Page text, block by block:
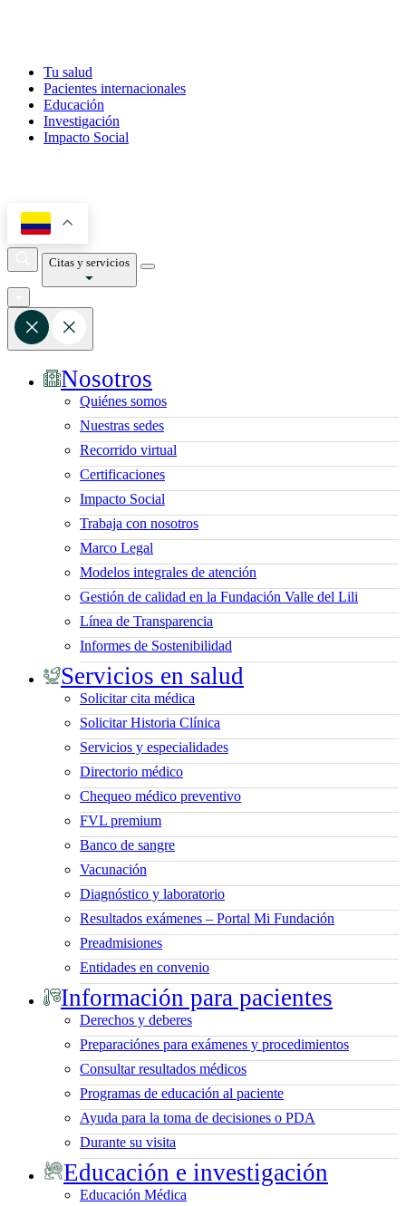
Tu salud
Pacientes internacionales
Educación
Investigación
Impacto Social
Citas y servicios
Nosotros
Quiénes somos
Nuestras sedes
Recorrido virtual
Certificaciones
Impacto Social
Trabaja con nosotros
Marco Legal
Modelos integrales de atención
Gestión de calidad en la Fundación Valle del Lili
Línea de Transparencia
Informes de Sostenibilidad
Servicios en salud
Solicitar cita médica
Solicitar Historia Clínica
Servicios y especialidades
Directorio médico
Chequeo médico preventivo
FVL premium
Banco de sangre
Vacunación
Diagnóstico y laboratorio
Resultados exámenes – Portal Mi Fundación
Preadmisiones
Entidades en convenio
Información para pacientes
Derechos y deberes
Preparaciónes para exámenes y procedimientos
Consultar resultados médicos
Programas de educación al paciente
Ayuda para la toma de decisiones o PDA
Durante su visita
Educación e investigación
Educación Médica